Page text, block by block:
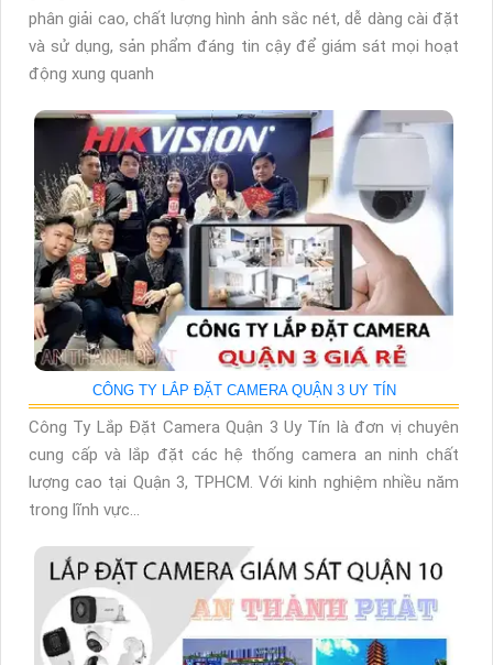
phân giải cao, chất lượng hình ảnh sắc nét, dễ dàng cài đặt
và sử dụng, sản phẩm đáng tin cậy để giám sát mọi hoạt
động xung quanh
CÔNG TY LẮP ĐẶT CAMERA QUẬN 3 UY TÍN
Công Ty Lắp Đặt Camera Quận 3 Uy Tín là đơn vị chuyên
cung cấp và lắp đặt các hệ thống camera an ninh chất
lượng cao tại Quận 3, TPHCM. Với kinh nghiệm nhiều năm
trong lĩnh vực...